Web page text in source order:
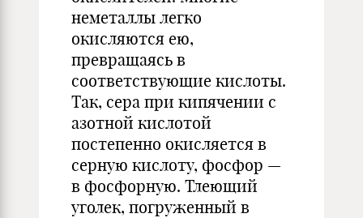
неметаллы легко
окисляются ею,
превращаясь в
соответствующие кислоты.
Так, сера при кипячении с
азотной кислотой
постепенно окисляется в
серную кислоту, фосфор —
в фосфорную. Тлеющий
уголек, погруженный в